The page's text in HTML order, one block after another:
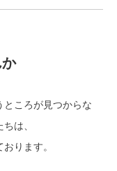
ところが見つからな
は、
ります。